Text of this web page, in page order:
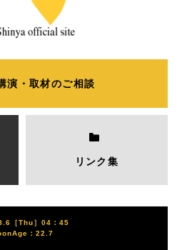
演・取材のご相談
リンク集
［Thu］04：45
：22.7